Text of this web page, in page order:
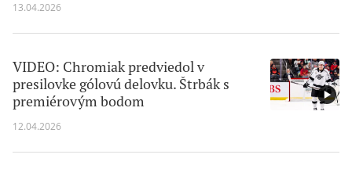
13.04.2026
VIDEO: Chromiak predviedol v
presilovke gólovú delovku. Štrbák s
premiérovým bodom
12.04.2026